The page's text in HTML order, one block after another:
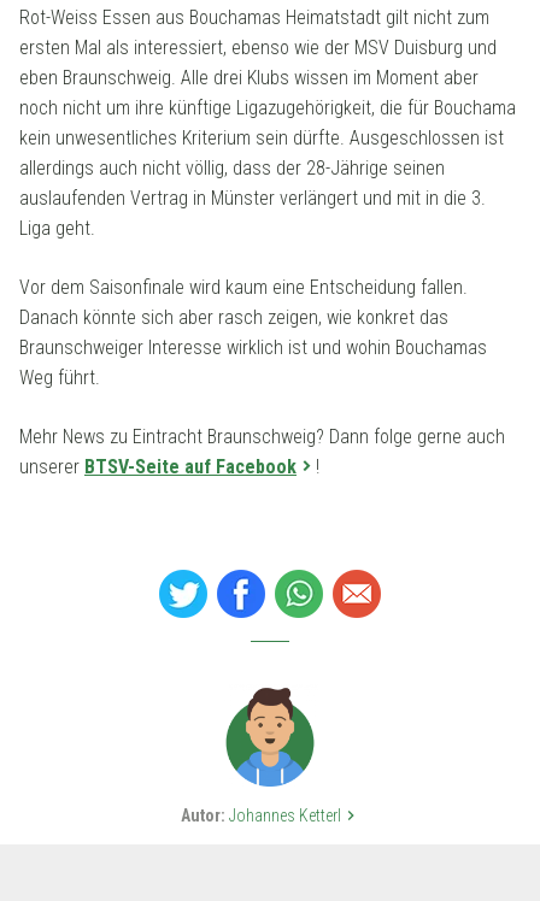
Rot-Weiss Essen aus Bouchamas Heimatstadt gilt nicht zum
ersten Mal als interessiert, ebenso wie der MSV Duisburg und
eben Braunschweig. Alle drei Klubs wissen im Moment aber
noch nicht um ihre künftige Ligazugehörigkeit, die für Bouchama
kein unwesentliches Kriterium sein dürfte. Ausgeschlossen ist
allerdings auch nicht völlig, dass der 28-Jährige seinen
auslaufenden Vertrag in Münster verlängert und mit in die 3.
Liga geht.
Vor dem Saisonfinale wird kaum eine Entscheidung fallen.
Danach könnte sich aber rasch zeigen, wie konkret das
Braunschweiger Interesse wirklich ist und wohin Bouchamas
Weg führt.
Mehr News zu Eintracht Braunschweig? Dann folge gerne auch
unserer BTSV-Seite auf Facebook !
Autor: Johannes Ketterl keyboard_arrow_right